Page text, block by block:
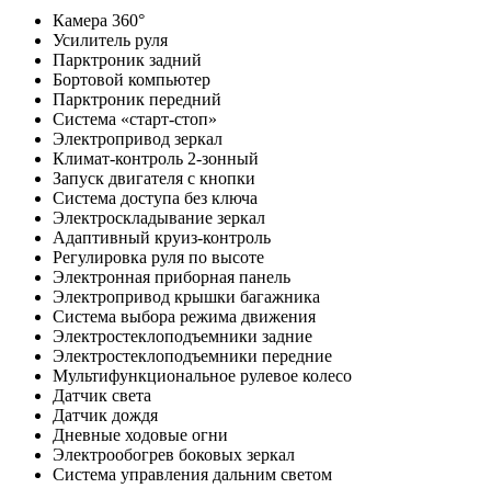
Камера 360°
Усилитель руля
Парктроник задний
Бортовой компьютер
Парктроник передний
Система «старт-стоп»
Электропривод зеркал
Климат-контроль 2-зонный
Запуск двигателя с кнопки
Система доступа без ключа
Электроскладывание зеркал
Адаптивный круиз-контроль
Регулировка руля по высоте
Электронная приборная панель
Электропривод крышки багажника
Система выбора режима движения
Электростеклоподъемники задние
Электростеклоподъемники передние
Мультифункциональное рулевое колесо
Датчик света
Датчик дождя
Дневные ходовые огни
Электрообогрев боковых зеркал
Система управления дальним светом